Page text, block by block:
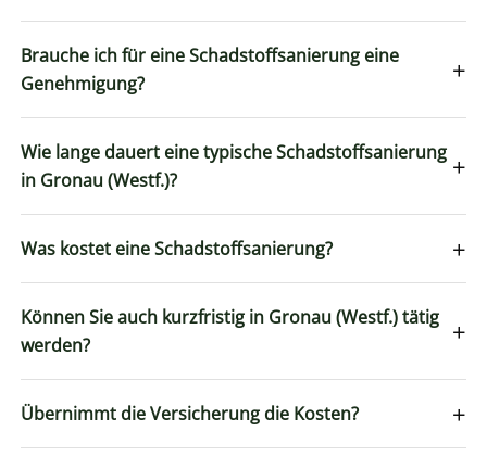
Brauche ich für eine Schadstoffsanierung eine
Genehmigung?
+
Wie lange dauert eine typische Schadstoffsanierung
in Gronau (Westf.)?
+
Was kostet eine Schadstoffsanierung? +
Können Sie auch kurzfristig in Gronau (Westf.) tätig
werden?
+
Übernimmt die Versicherung die Kosten? +